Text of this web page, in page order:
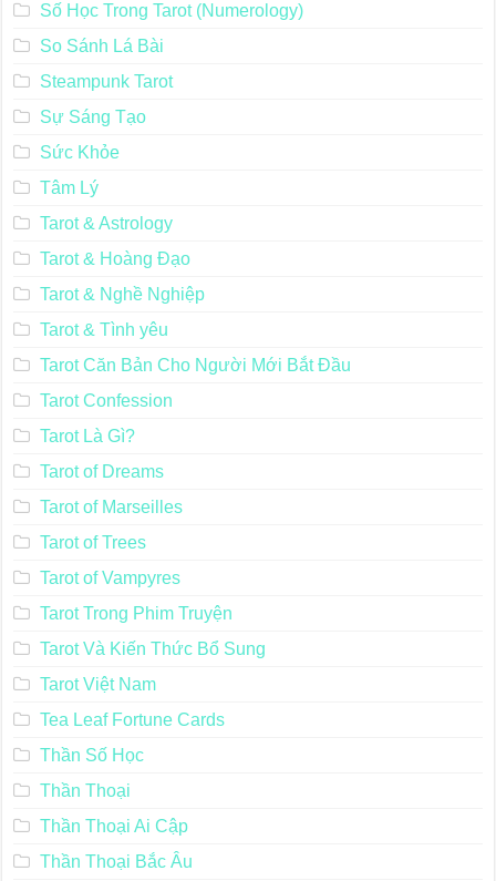
Số Học Trong Tarot (Numerology)
So Sánh Lá Bài
Steampunk Tarot
Sự Sáng Tạo
Sức Khỏe
Tâm Lý
Tarot & Astrology
Tarot & Hoàng Đạo
Tarot & Nghề Nghiệp
Tarot & Tình yêu
Tarot Căn Bản Cho Người Mới Bắt Đầu
Tarot Confession
Tarot Là Gì?
Tarot of Dreams
Tarot of Marseilles
Tarot of Trees
Tarot of Vampyres
Tarot Trong Phim Truyện
Tarot Và Kiến Thức Bổ Sung
Tarot Việt Nam
Tea Leaf Fortune Cards
Thần Số Học
Thần Thoại
Thần Thoại Ai Cập
Thần Thoại Bắc Âu